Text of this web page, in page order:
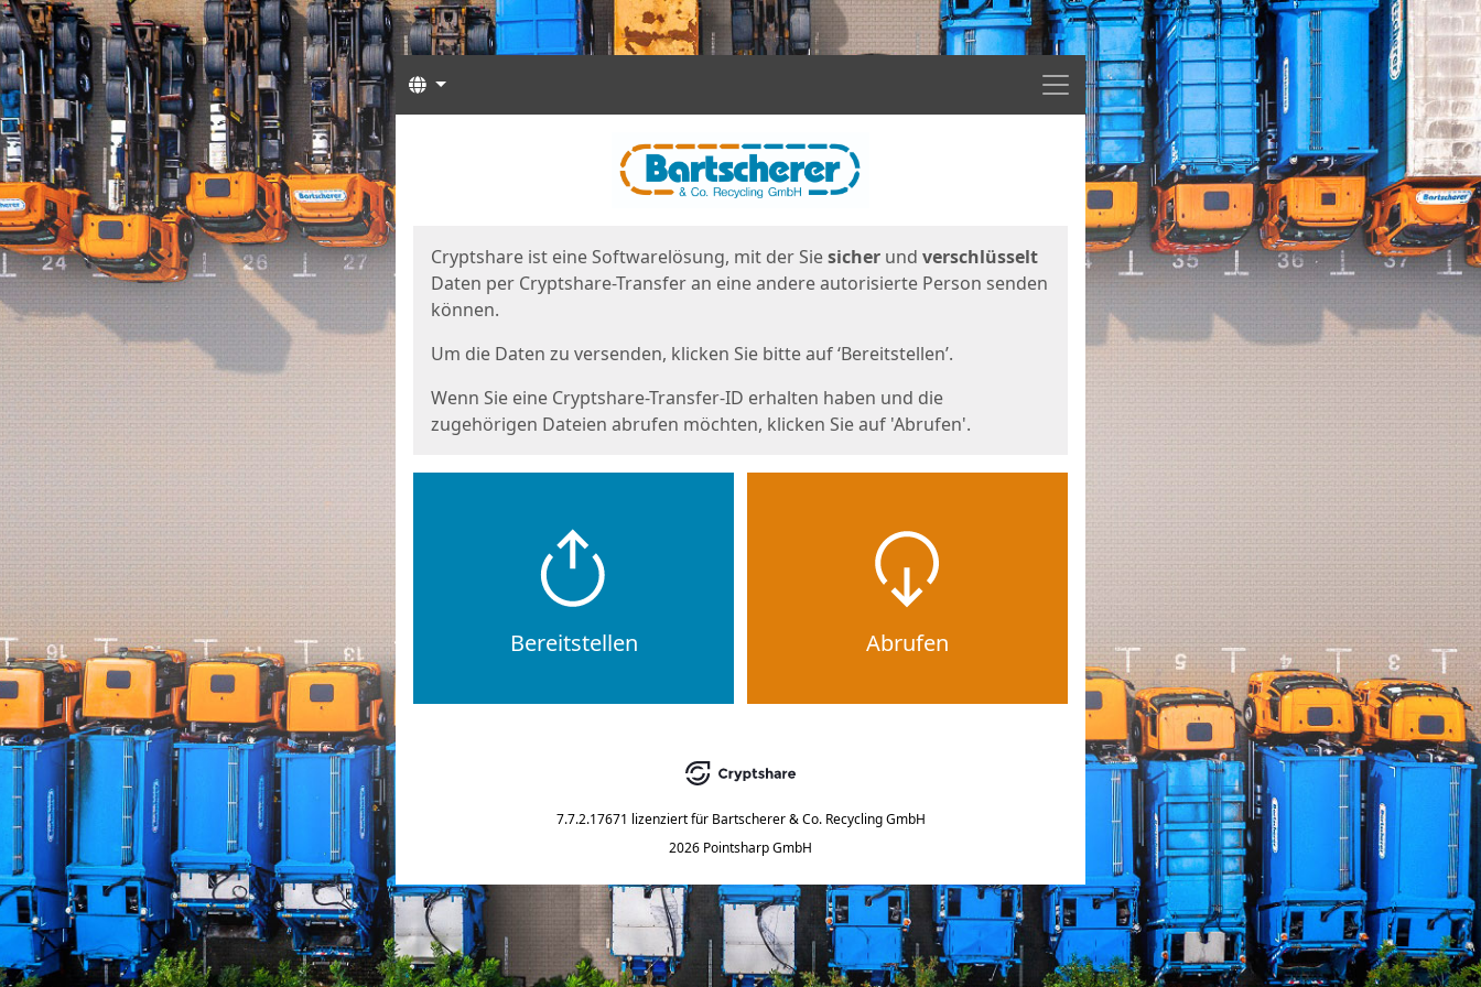
Menü
Sprachen
Cryptshare ist eine Softwarelösung, mit der Siesicher und verschlüsselt
Daten per Cryptshare-Transfer an eine andere autorisierte Person senden
können.
Um die Daten zu versenden, klicken Sie bitte auf ‘Bereitstellen’.
Wenn Sie eine Cryptshare-Transfer-ID erhalten haben und die
zugehörigen Dateien abrufen möchten, klicken Sie auf 'Abrufen'.
Bereitstellen Abrufen
7.7.2.17671 lizenziert für Bartscherer & Co. Recycling GmbH
2026 Pointsharp GmbH